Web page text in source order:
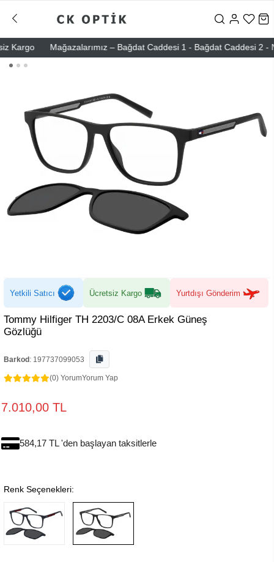
Mağazalarımız – Bağdat Caddesi 1 - Bağdat Caddesi 2 -
Yetkili Satıcı Ücretsiz Kargo Yurtdışı Gönderim
Tommy Hilfiger TH 2203/C 08A Erkek Güneş
Gözlüğü
Barkod : 197737099053
(0) YorumYorum Yap
7.010,00 TL
584,17 TL 'den başlayan taksitlerle
Renk Seçenekleri: